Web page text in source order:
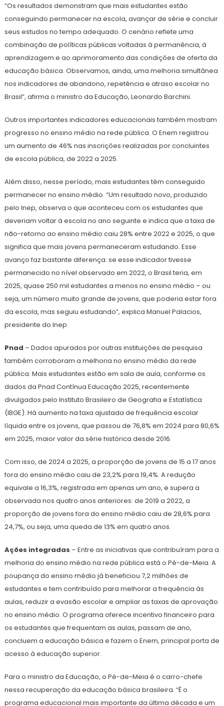
“Os resultados demonstram que mais estudantes estão
conseguindo permanecer na escola, avançar de série e concluir
seus estudos no tempo adequado. O cenário reflete uma
combinação de políticas públicas voltadas à permanência, à
aprendizagem e ao aprimoramento das condições de oferta da
educação básica. Observamos, ainda, uma melhoria simultânea
nos indicadores de abandono, repetência e atraso escolar no
Brasil”, afirma o ministro da Educação, Leonardo Barchini.
Outros importantes indicadores educacionais também mostram
progresso no ensino médio na rede pública. O Enem registrou
um aumento de 46% nas inscrições realizadas por concluintes
de escola pública, de 2022 a 2025.
Além disso, nesse período, mais estudantes têm conseguido
permanecer no ensino médio. “Um resultado novo, produzido
pelo Inep, observa o que aconteceu com os estudantes que
deveriam voltar à escola no ano seguinte e indica que a taxa de
não-retorno ao ensino médio caiu 28% entre 2022 e 2025, o que
significa que mais jovens permaneceram estudando. Esse
avanço faz bastante diferença: se esse indicador tivesse
permanecido no nível observado em 2022, o Brasil teria, em
2025, quase 250 mil estudantes a menos no ensino médio – ou
seja, um número muito grande de jovens, que poderia estar fora
da escola, mas seguiu estudando”, explica Manuel Palacios,
presidente do Inep.
Pnad – Dados apurados por outras instituições de pesquisa
também corroboram a melhoria no ensino médio da rede
pública. Mais estudantes estão em sala de aula, conforme os
dados da Pnad Contínua Educação 2025, recentemente
divulgados pelo Instituto Brasileiro de Geografia e Estatística
(IBGE). Há aumento na taxa ajustada de frequência escolar
líquida entre os jovens, que passou de 76,8% em 2024 para 80,6%
em 2025, maior valor da série histórica desde 2016.
Com isso, de 2024 a 2025, a proporção de jovens de 15 a 17 anos
fora do ensino médio caiu de 23,2% para 19,4%. A redução
equivale a 16,3%, registrada em apenas um ano, e supera a
observada nos quatro anos anteriores: de 2019 a 2022, a
proporção de jovens fora do ensino médio caiu de 28,6% para
24,7%, ou seja, uma queda de 13% em quatro anos.
Ações integradas – Entre as iniciativas que contribuíram para a
melhoria do ensino médio na rede pública está o Pé-de-Meia. A
poupança do ensino médio já beneficiou 7,2 milhões de
estudantes e tem contribuído para melhorar a frequência às
aulas, reduzir a evasão escolar e ampliar as taxas de aprovação
no ensino médio. O programa oferece incentivo financeiro para
os estudantes que frequentam as aulas, passam de ano,
concluem a educação básica e fazem o Enem, principal porta de
acesso à educação superior.
Para o ministro da Educação, o Pé-de-Meia é o carro-chefe
nessa recuperação da educação básica brasileira. “É o
programa educacional mais importante da última década e um